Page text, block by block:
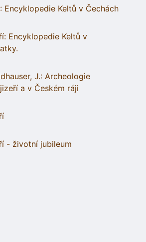
Encyklopedie Keltů v Čechách
Encyklopedie Keltů v
J.: Archeologie
a v Českém ráji
- životní jubileum